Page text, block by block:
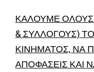
ΚΑΛΟΥΜΕ ΟΛΟΥΣ
& ΣΥΛΛΟΓΟΥΣ)
ΚΙΝΗΜΑΤΟΣ, ΝΑ
ΑΠΟΦΑΣΕΙΣ ΚΑΙ